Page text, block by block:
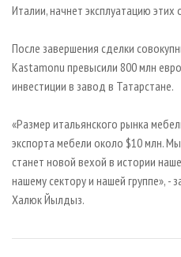
Италии, начнет эксплуатацию этих
После завершения сделки
Kastamonu превысили 800 млн
инвестиции в завод в Татарстане.
«Размер итальянского рынка
экспорта мебели около $10 млн.
станет новой вехой в истории
нашему сектору и нашей группе», -
Халюк Йылдыз.